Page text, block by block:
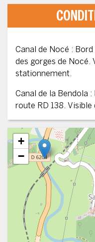
Canal de Nocé :
des gorges de Nocé.
stationnement.
Canal de la Bendola
route RD 138.
+
−